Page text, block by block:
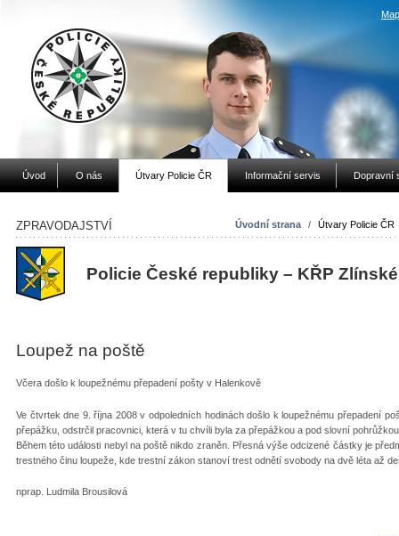
Úvod O nás Útvary Policie ČR Informační servis Dopravní
Úvodní strana / Útvary Policie ČR
ZPRAVODAJSTVÍ
Policie České republiky – KŘP
Loupež na poště
Včera došlo k loupežnému přepadení pošty v Halenkově
Ve čtvrtek dne 9. října 2008 v odpoledních hodinách došlo k loupežnému přepadení
přepážku, odstrčil pracovnici, která v tu chvíli byla za přepážkou a pod slovní
Během této události nebyl na poště nikdo zraněn. Přesná výše odcizené částky je
trestného činu loupeže, kde trestní zákon stanoví trest odnětí svobody na dvě léta až
nprap. Ludmila Brousilová